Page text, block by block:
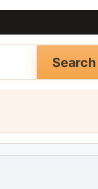
Search